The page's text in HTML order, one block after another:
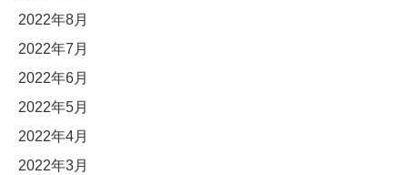
2022年8月
2022年7月
2022年6月
2022年5月
2022年4月
2022年3月